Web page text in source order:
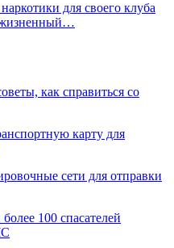
для своего клуба
как справиться со
карту для
сети для отправки
100 спасателей